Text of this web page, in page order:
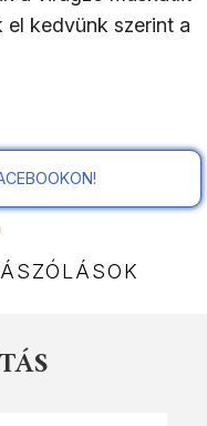
el kedvünk szerint a